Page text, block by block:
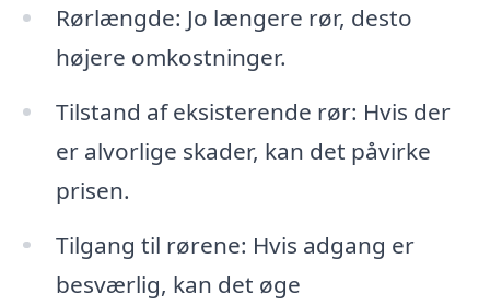
Rørlængde: Jo længere rør, desto
højere omkostninger.
Tilstand af eksisterende rør: Hvis der
er alvorlige skader, kan det påvirke
prisen.
Tilgang til rørene: Hvis adgang er
besværlig, kan det øge